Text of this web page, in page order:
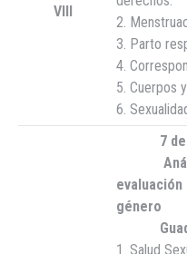
VIII
2.
3. Parto
4.
5. Cuerpos
6.
7
Análisis
género
1. Salud